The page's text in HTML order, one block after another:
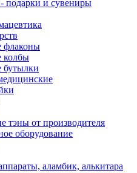
подарки и сувениры
флаконы
колбы
тэны от производителя
оборудование
аламбик, алькитара